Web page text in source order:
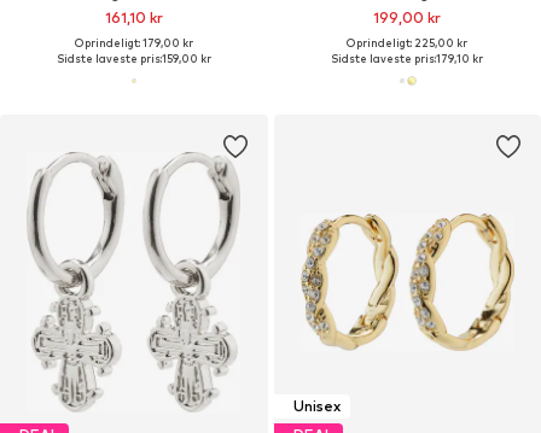
161,10 kr
Oprindeligt: 179,00 kr
Sidste laveste pris:159,00 kr
199,00 kr
Oprindeligt: 225,00 kr
Sidste laveste pris:179,10 kr
Unisex